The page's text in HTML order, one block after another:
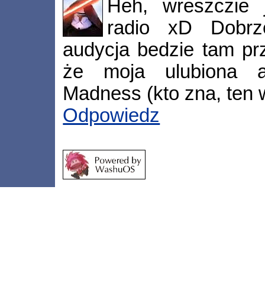
Heh, wreszczie
radio xD
audycja bedzie tam
że moja ulubiona
Madness (kto zna, ten
Odpowiedz